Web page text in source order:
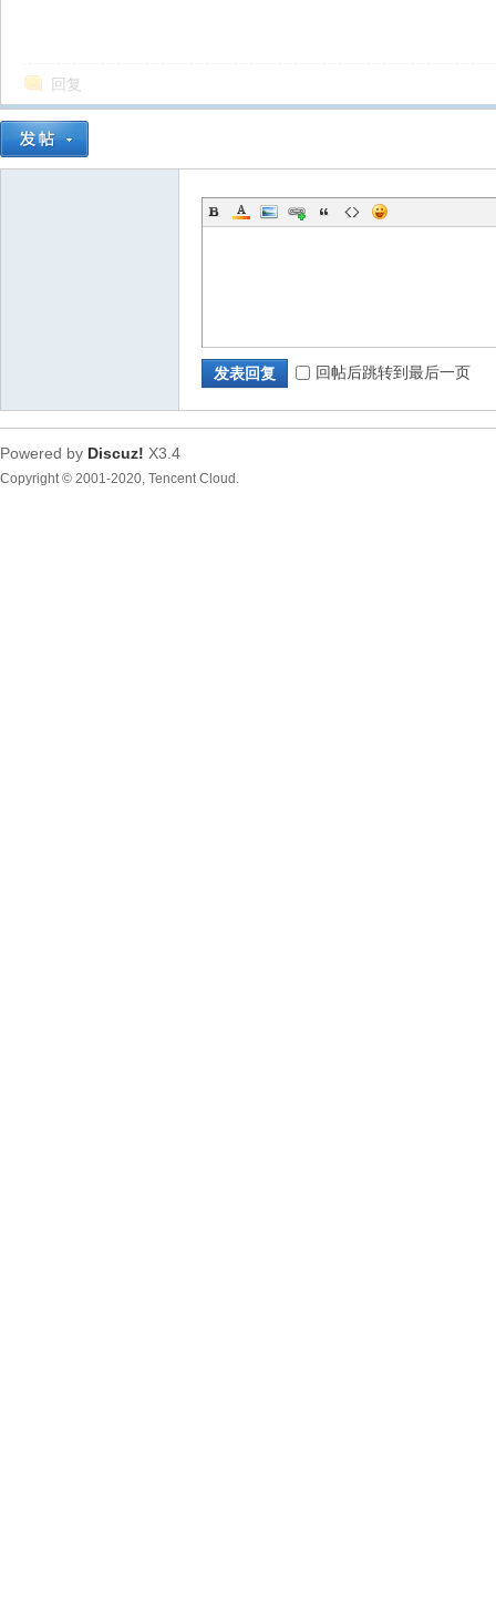
回复
发表回复 回帖后跳转到最后一页
Powered by Discuz! X3.4
Copyright © 2001-2020, Tencent Cloud.